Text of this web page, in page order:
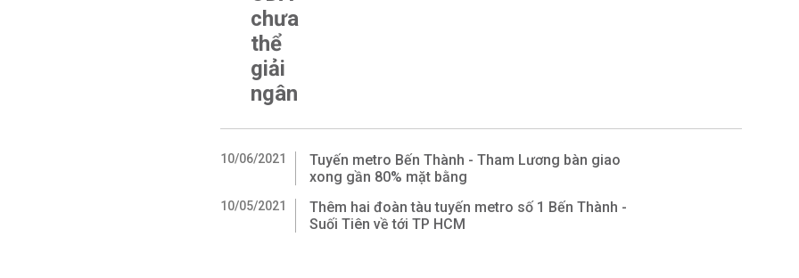
chưa
thể
giải
ngân
10/06/2021
Tuyến metro Bến Thành - Tham Lương bàn giao
xong gần 80% mặt bằng
10/05/2021
Thêm hai đoàn tàu tuyến metro số 1 Bến Thành -
Suối Tiên về tới TP HCM